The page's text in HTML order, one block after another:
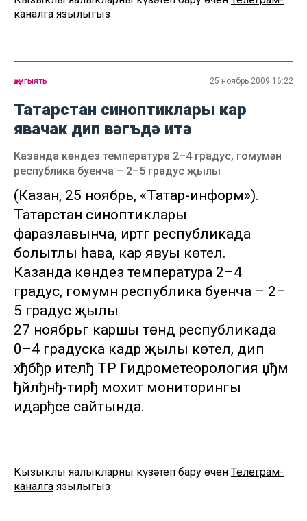
каналга язылыгыз
җәмгыять 25 ноябрь 2009 16:22
Татарстан синоптиклары кар
явачак дип вәгъдә итә
Казанда көндез температура 2–4 градус, гомумән
республика буенча – 2–5 градус җылы
(Казан, 25 ноябрь, «Татар-информ»).
Татарстан синоптиклары
фаразлавынча, иртәгә республикада
болытлы һава, кар явуы көтелә.
Казанда көндез температура 2–4
градус, гомумән республика буенча – 2–
5 градус җылы
27 ноябрьгә каршы төндә республикада
0–4 градуска кадәр җылы көтелә, дип
хђбђр ителђ ТР Гидрометеорология џђм
ђйлђнђ-тирђ мохит мониторингы
идарђсе сайтында.
Кызыклы яңалыкларны күзәтеп бару өчен Телеграм-
каналга язылыгыз